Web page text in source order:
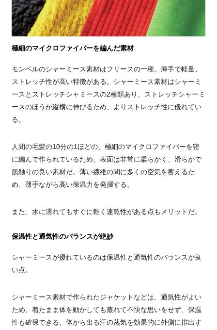
極細のマイクロファイバーを編んだ素材
モンベルのシャーミース素材はフリースの一種。薄手で軽量、
ストレッチ性が高い特徴がある。シャーミース素材はシャーミ
ースとストレッチシャミースの2種類あり、ストレッチシャーミ
ースのほうが縦横に伸びるため、よりストレッチ性に優れてい
る。
人間の毛髪の10分の1ほどの、極細のマイクロファイバーを密
に編んで作られているため、表面は非常に柔らかく、滑らかで
肌触りの良い素材だ。薄い繊維の間に多くの空気を蓄えるた
め、薄手ながら高い保温力を発揮する。
また、水に濡れてもすぐに乾く速乾性がある点もメリットだ。
保温性と通気性のバランスが絶妙
シャーミースが優れているのは保温性と通気性のバランスが良
い点。
シャーミース素材で作られたジャケットなどは、通気性がよい
ため、着たまま体を動かしても蒸れて不快な思いをせず、保温
性も確保できる。体から出る汗の蒸気を効果的に外側に排出す